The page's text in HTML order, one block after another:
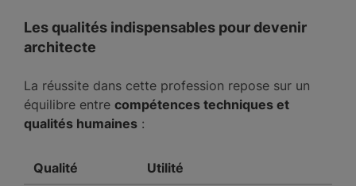
Les qualités indispensables pour devenir
architecte
La réussite dans cette profession repose sur un
équilibre entre compétences techniques et
qualités humaines :
Qualité Utilité